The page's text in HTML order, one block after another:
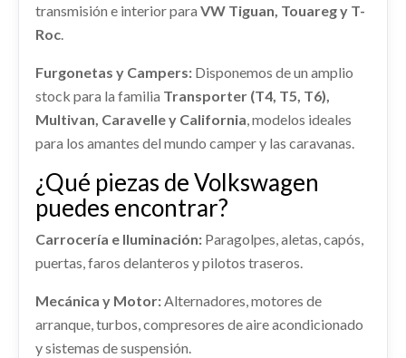
LLANTA 7P6601025
LLANTA 7P6601025 usado.
VOLKSWAGEN TOUAREG (7P5) V6 TDI
BLUEMOTION
Ref: 2376636 OEM: 7P6601025
105,83 € shopping_cart
145,43 € shopping_cart
MANGUETA DELANTERA IZQUIERDA usado.
VOLKSWAGEN TOUAREG (7P5) V6 TDI
Ref: 2271162
Consultar
AIRBAG CORTINA DELANTERO
DEPOSITO COMBUSTIBLE usado.
Ref: 2271157
Consultar
AMORTIGUADOR DELANTERO DERECHO
AMORTIGUADOR DELANTERO DERECHO usado.
VOLKSWAGEN TOUAREG (7P5) V6 TDI
BLUEMOTION
Consultar
transmisión e interior para VW Tiguan, Touareg y T-
Roc.
Furgonetas y Campers: Disponemos de un amplio
stock para la familia Transporter (T4, T5, T6),
Multivan, Caravelle y California, modelos ideales
para los amantes del mundo camper y las caravanas.
¿Qué piezas de Volkswagen
puedes encontrar?
Carrocería e Iluminación: Paragolpes, aletas, capós,
puertas, faros delanteros y pilotos traseros.
Mecánica y Motor:Alternadores, motores de
arranque, turbos, compresores de aire acondicionado
y sistemas de suspensión.